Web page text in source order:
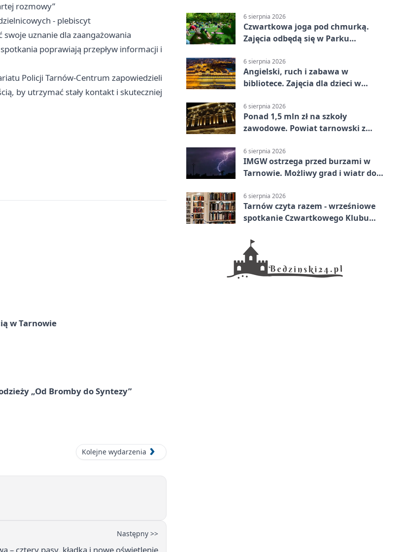
rozmowy”
- plebiscyt
uznanie dla zaangażowania
poprawiają przepływ informacji i
Policji Tarnów-Centrum zapowiedzieli
by utrzymać stały kontakt i skuteczniej
w Tarnowie
„Od Bromby do Syntezy”
Kolejne wydarzenia
Następny >>
6 sierpnia 2026
Czwartkowa joga pod chmurką.
Zajęcia odbędą się w Parku
6 sierpnia 2026
Angielski, ruch i zabawa w
bibliotece. Zajęcia dla dzieci w
6 sierpnia 2026
Ponad 1,5 mln zł na szkoły
zawodowe. Powiat tarnowski z
6 sierpnia 2026
IMGW ostrzega przed burzami w
Tarnowie. Możliwy grad i wiatr do
6 sierpnia 2026
Tarnów czyta razem - wrześniowe
spotkanie Czwartkowego Klubu